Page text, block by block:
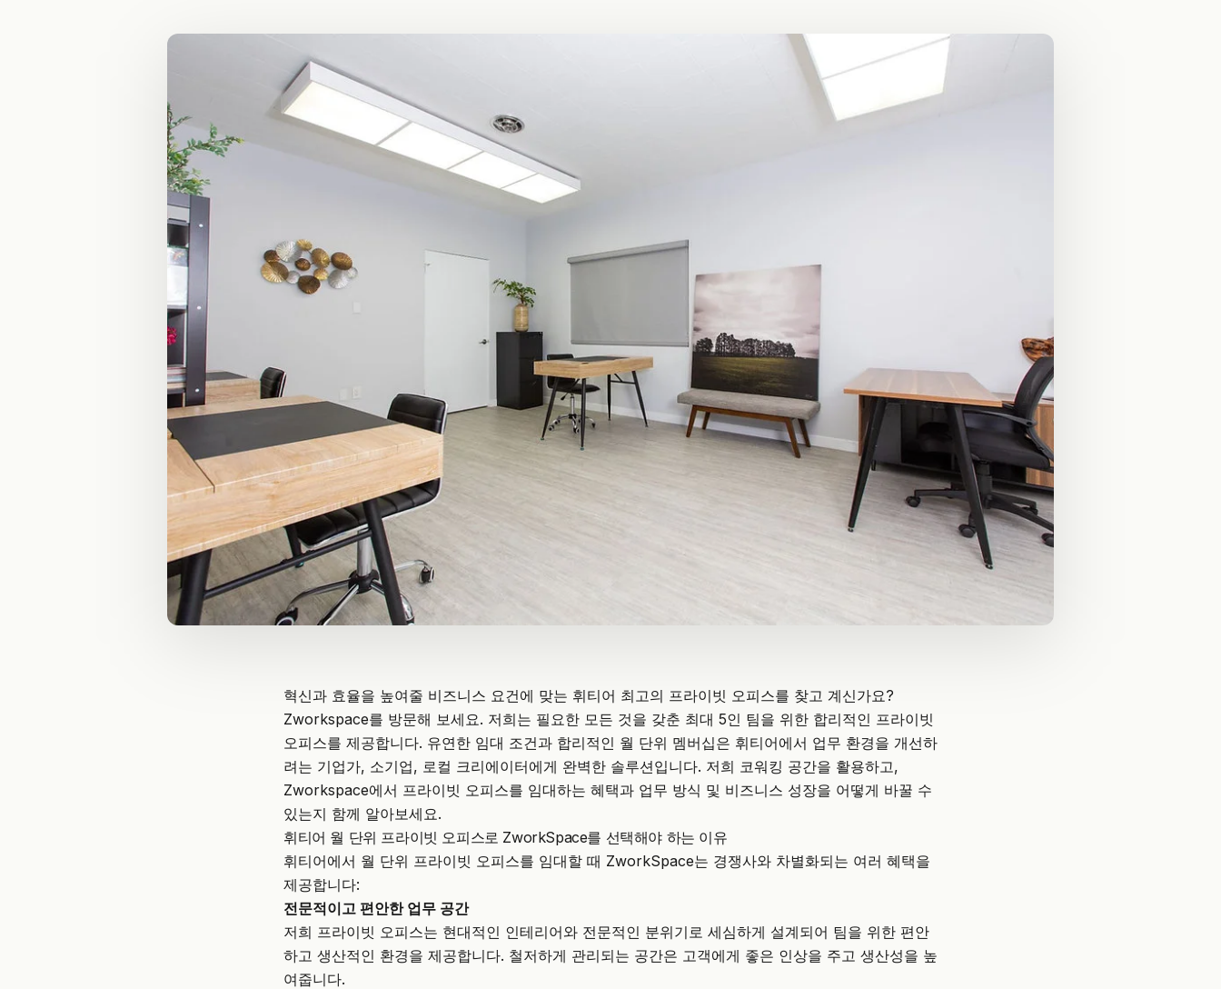
혁신과 효율을 높여줄 비즈니스 요건에 맞는 휘티어 최고의 프라이빗 오피스를 찾고 계신가요?
Zworkspace를 방문해 보세요. 저희는 필요한 모든 것을 갖춘 최대 5인 팀을 위한 합리적인 프라이빗
오피스를 제공합니다. 유연한 임대 조건과 합리적인 월 단위 멤버십은 휘티어에서 업무 환경을 개선하
려는 기업가, 소기업, 로컬 크리에이터에게 완벽한 솔루션입니다. 저희 코워킹 공간을 활용하고,
Zworkspace에서 프라이빗 오피스를 임대하는 혜택과 업무 방식 및 비즈니스 성장을 어떻게 바꿀 수
있는지 함께 알아보세요.
휘티어 월 단위 프라이빗 오피스로 ZworkSpace를 선택해야 하는 이유
휘티어에서 월 단위 프라이빗 오피스를 임대할 때 ZworkSpace는 경쟁사와 차별화되는 여러 혜택을
제공합니다:
전문적이고 편안한 업무 공간
저희 프라이빗 오피스는 현대적인 인테리어와 전문적인 분위기로 세심하게 설계되어 팀을 위한 편안
하고 생산적인 환경을 제공합니다. 철저하게 관리되는 공간은 고객에게 좋은 인상을 주고 생산성을 높
여줍니다.